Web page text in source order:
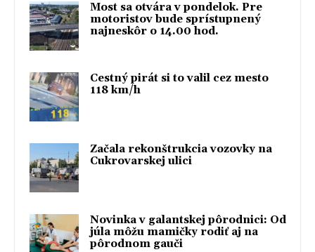
Most sa otvára v pondelok. Pre
motoristov bude sprístupnený
najneskôr o 14.00 hod.
Cestný pirát si to valil cez mesto
118 km/h
Začala rekonštrukcia vozovky na
Cukrovarskej ulici
Novinka v galantskej pôrodnici: Od
júla môžu mamičky rodiť aj na
pôrodnom gauči